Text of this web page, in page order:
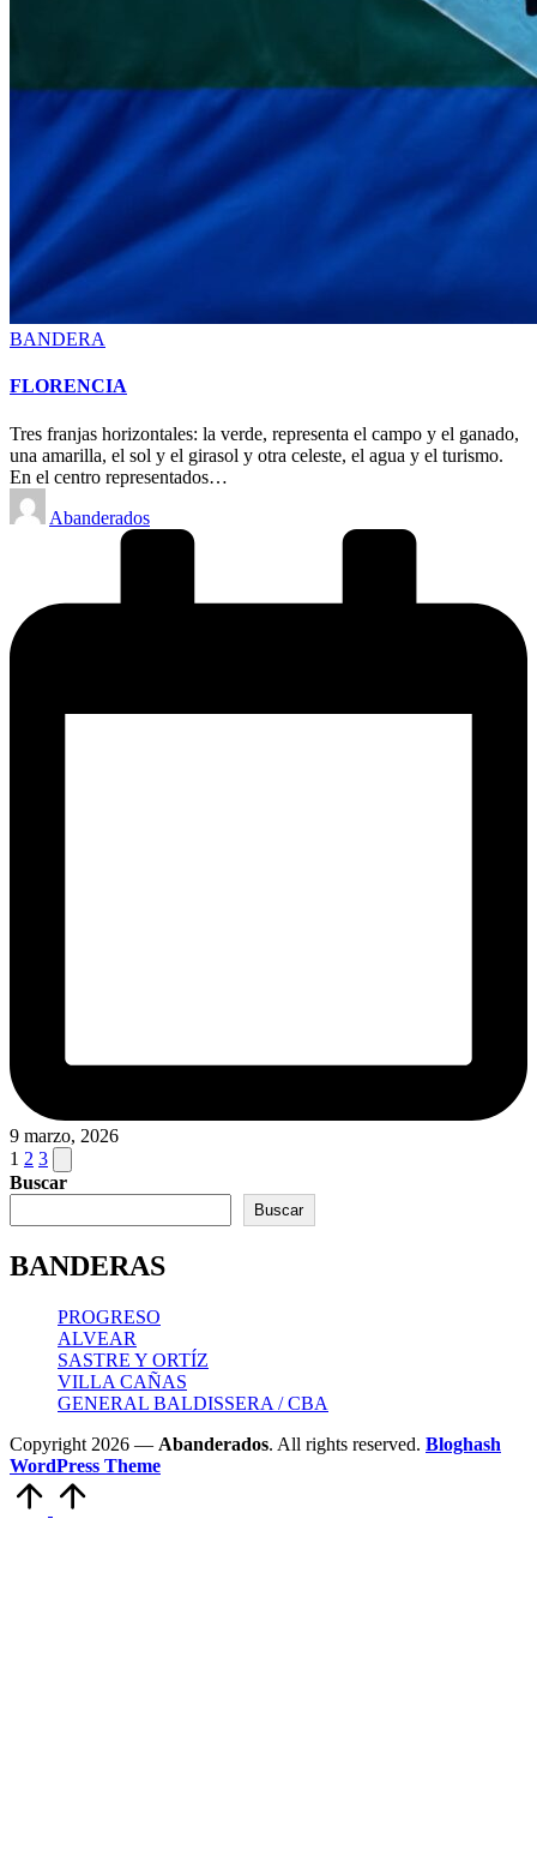
Posted
BANDERA
FLORENCIA
Tres franjas horizontales: la verde, representa el campo y el ganado,
una amarilla, el sol y el girasol y otra celeste, el agua y el turismo.
En el centro representados…
Posted
by
Abanderados
9 marzo, 2026
Paginación
de
entradas
1 2 3 Next
page
Buscar
Buscar
BANDERAS
PROGRESO
ALVEAR
SASTRE Y ORTÍZ
VILLA CAÑAS
GENERAL BALDISSERA / CBA
Copyright 2026 — Abanderados. All rights reserved. Bloghash
WordPress Theme